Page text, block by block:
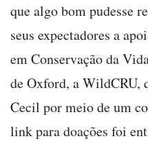
que algo bom pudesse
seus expectadores a
em Conservação da
de Oxford, a WildCRU,
Cecil por meio de um
link para doações foi